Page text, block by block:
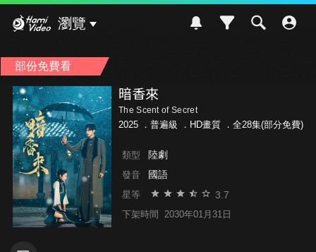
瀏覽
部份免費看
暗香來
The Scent of Secret
2025 ． 普遍級 ．HD畫質 ．全28集(部分免費)
類型 陸劇
發音 國語
星等 3.7
下架時間 2030年01月31日